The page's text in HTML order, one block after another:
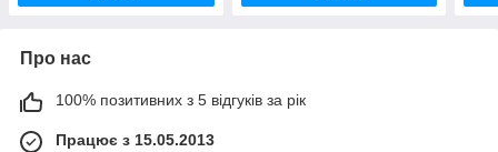
Про нас
100% позитивних з 5 відгуків за рік
Працює з 15.05.2013